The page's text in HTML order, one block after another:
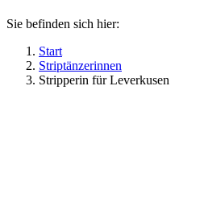
Sie befinden sich hier:
Start
Striptänzerinnen
Stripperin für Leverkusen